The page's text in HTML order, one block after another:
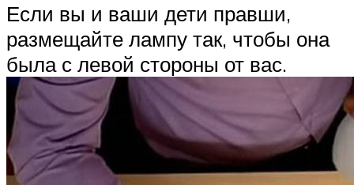
Если вы и ваши дети правши,
размещайте лампу так, чтобы она
была с левой стороны от вас.